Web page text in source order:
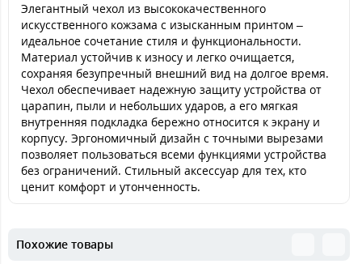
Элегантный чехол из высококачественного
искусственного кожзама с изысканным принтом –
идеальное сочетание стиля и функциональности.
Материал устойчив к износу и легко очищается,
сохраняя безупречный внешний вид на долгое время.
Чехол обеспечивает надежную защиту устройства от
царапин, пыли и небольших ударов, а его мягкая
внутренняя подкладка бережно относится к экрану и
корпусу. Эргономичный дизайн с точными вырезами
позволяет пользоваться всеми функциями устройства
без ограничений. Стильный аксессуар для тех, кто
ценит комфорт и утонченность.
Похожие товары